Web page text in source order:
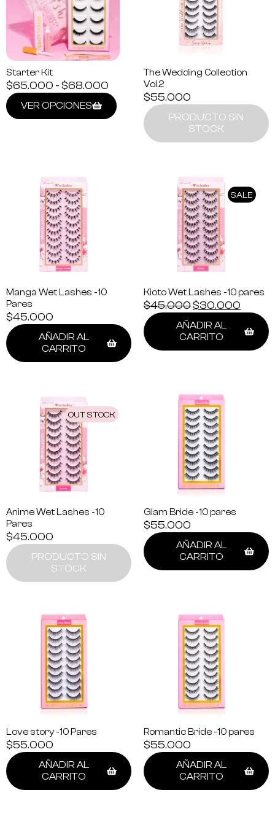
Starter Kit
$65.000 -$68.000
VER OPCIONES
The Wedding Collection
Vol.2
$55.000
PRODUCTO SIN
STOCK
Manga Wet Lashes -10
Pares
$45.000
AÑADIR AL
CARRITO
SALE
Kioto Wet Lashes -10 pares
$45.000$30.000
AÑADIR AL
CARRITO
OUT STOCK
Anime Wet Lashes -10
Pares
$45.000
PRODUCTO SIN
STOCK
Glam Bride -10 pares
$55.000
AÑADIR AL
CARRITO
Love story -10 Pares
$55.000
AÑADIR AL
CARRITO
Romantic Bride -10 pares
$55.000
AÑADIR AL
CARRITO